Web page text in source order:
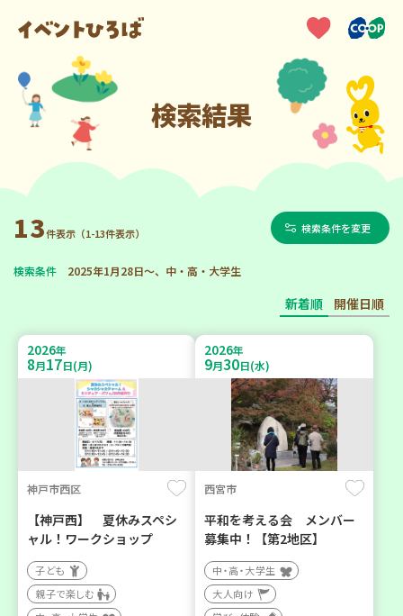
検索結果
13件表示（1-13件表示） 検索条件を変更
検索条件 2025年1月28日～、中・高・大学生
新着順 開催日順
2026年
8月17日(月)
神戸市西区
【神戸西】 夏休みスペシ
ャル！ワークショップ
子ども
親子で楽しむ
2026年
9月30日(水)
西宮市
平和を考える会 メンバー
募集中！【第2地区】
中・高・大学生
大人向け